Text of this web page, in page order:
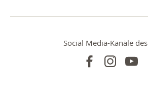
Social Media-Kanäle